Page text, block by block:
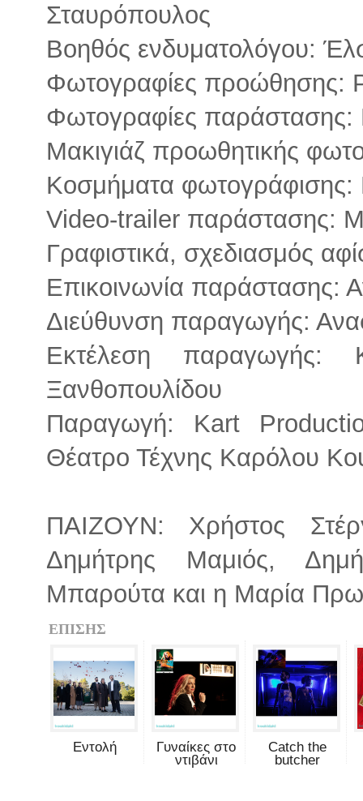
Σταυρόπουλος
Βοηθός ενδυματολόγου:
Φωτογραφίες προώθησης:
Φωτογραφίες παράστασης:
Μακιγιάζ προωθητικής
Κοσμήματα φωτογράφισης:
Video-trailer παράστασης:
Γραφιστικά, σχεδιασμός
Επικοινωνία παράστασης:
Διεύθυνση παραγωγής:
Εκτέλεση
Ξανθοπουλίδου
Παραγωγή: Kart
Θέατρο Τέχνης Καρόλου
ΠΑΙΖΟΥΝ: Χρήστος
Δημήτρης Μαμιός,
Μπαρούτα και η Μαρία
ΕΠΙΣΗΣ
Εντολή
Γυναίκες στο
ντιβάνι
Catch the
butcher